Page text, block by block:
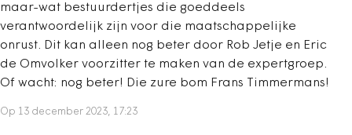
maar-wat bestuurdertjes die goeddeels
verantwoordelijk zijn voor die maatschappelijke
onrust. Dit kan alleen nog beter door Rob Jetje en Eric
de Omvolker voorzitter te maken van de expertgroep.
Of wacht: nog beter! Die zure bom Frans Timmermans!
Op 13 december 2023, 17:23